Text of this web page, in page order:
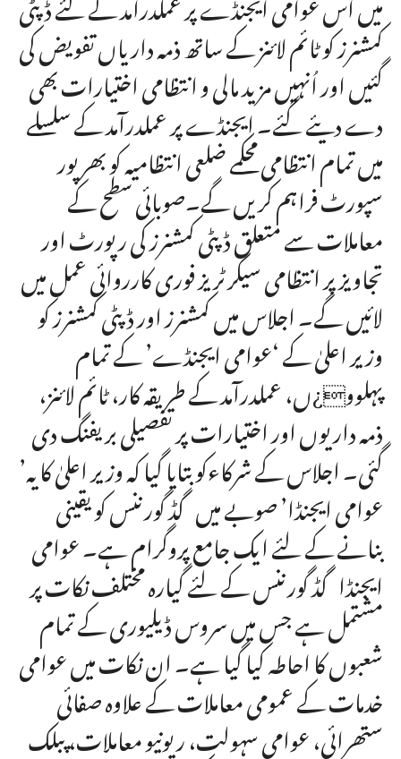
کمشنرز کو ٹائم لائنز کے ساتھ ذمہ داریاں تفویض کی
گئیں اور اُنہیں مزید مالی و انتظامی اختیارات بھی
دے دیئے گئے۔ ایجنڈے پر عملدرآمد کے سلسلے
میں تمام انتظامی محکمے ضلعی انتظامیہ کو بھر پور
سپورٹ فراہم کریں گے۔صوبائی سطح کے
معاملات سے متعلق ڈپٹی کمشنرز کی رپورٹ اور
تجاویز پر انتظامی سیکرٹریز فوری کارروائی عمل میں
لائیں گے۔ اجلاس میں کمشنرز اور ڈپٹی کمشنرز کو
وزیر اعلیٰ کے ‘عوامی ایجنڈے’ کے تمام
پہلوو¿ں، عملدرآمد کے طریقہ کار، ٹائم لائنز،
ذمہ داریوں اور اختیارات پر تفصیلی بریفنگ دی
گئی۔ اجلاس کے شرکاءکو بتایا گیا کہ وزیر اعلیٰ کا یہ’
عوامی ایجنڈا’ صوبے میں گڈ گورننس کو یقینی
بنانے کے لئے ایک جامع پروگرام ہے۔ عوامی
ایجنڈا گڈ گورننس کے لئے گیارہ مختلف نکات پر
مشتمل ہے جس میں سروس ڈیلیوری کے تمام
شعبوں کا احاطہ کیا گیا ہے۔ ان نکات میں عوامی
خدمات کے عمومی معاملات کے علاوہ صفائی
ستھرائی، عوامی سہولت، ریونیو معاملات، پبلک